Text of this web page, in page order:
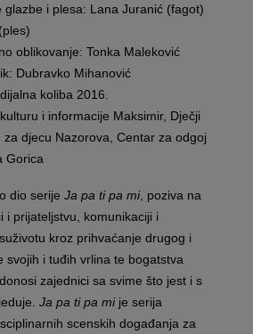
glazbe i plesa: Lana Juranić (fagot)
oblikovanje: Tonka Maleković
Dubravko Mihanović
koliba 2016.
i informacije Maksimir, Dječji
djecu Nazorova, Centar za odgoj
Gorica
dio serije Ja pa ti pa mi, poziva na
i prijateljstvu, komunikaciji i
kroz prihvaćanje drugog i
svojih i tuđih vrlina te bogatstva
zajednici sa svime što jest i s
Ja pa ti pa mije serija
scenskih događanja za